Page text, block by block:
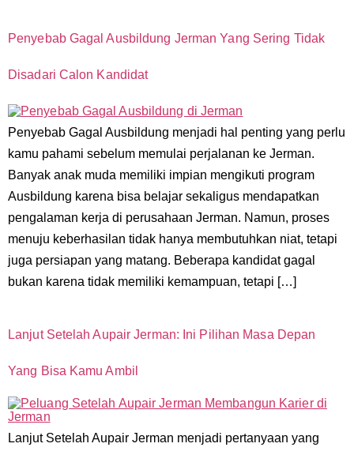
Penyebab Gagal Ausbildung Jerman Yang Sering Tidak
Disadari Calon Kandidat
Penyebab Gagal Ausbildung menjadi hal penting yang perlu
kamu pahami sebelum memulai perjalanan ke Jerman.
Banyak anak muda memiliki impian mengikuti program
Ausbildung karena bisa belajar sekaligus mendapatkan
pengalaman kerja di perusahaan Jerman. Namun, proses
menuju keberhasilan tidak hanya membutuhkan niat, tetapi
juga persiapan yang matang. Beberapa kandidat gagal
bukan karena tidak memiliki kemampuan, tetapi […]
Lanjut Setelah Aupair Jerman: Ini Pilihan Masa Depan
Yang Bisa Kamu Ambil
Lanjut Setelah Aupair Jerman menjadi pertanyaan yang